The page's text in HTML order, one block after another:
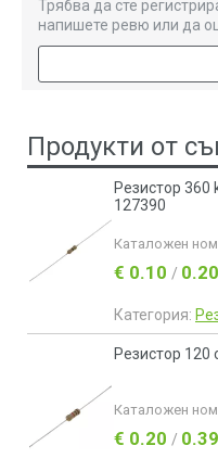
Трябва да сте
напишете ревю или да
Продукти от
Резистор 360
127390
Каталожен
€ 0.10 /
Категория:
Резистор 120
Каталожен
€ 0.20 /